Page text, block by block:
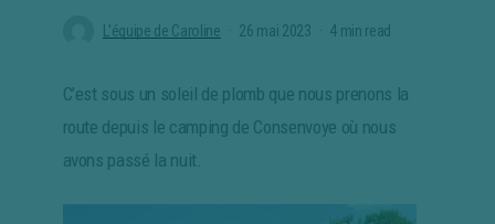
L'équipe de Caroline 26 mai 2023 4 min read
C’est sous un soleil de plomb que nous prenons la
route depuis le camping de Consenvoye où nous
avons passé la nuit.